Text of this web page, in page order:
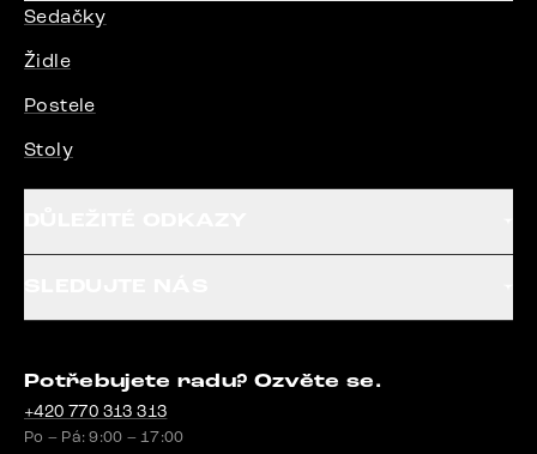
Sedačky
Židle
Postele
Stoly
Potřebujete radu? Ozvěte se.
+420 770 313 313
Po – Pá: 9:00 – 17:00